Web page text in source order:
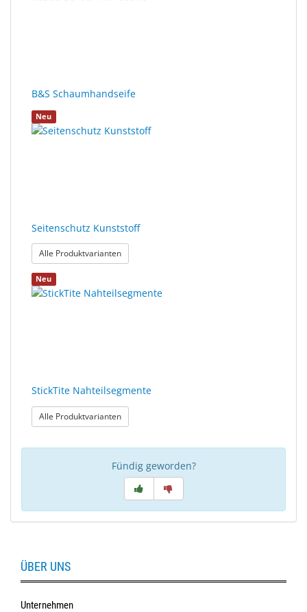
Schleiftechnik
SALE
B&S Schaumhandseife
Neu
Seitenschutz Kunststoff
Alle Produktvarianten: Seitenschutz Kunststoff
Neu
StickTite Nahteilsegmente
Alle Produktvarianten: StickTite Nahteilsegmente
Fündig geworden?
ÜBER UNS
Unternehmen